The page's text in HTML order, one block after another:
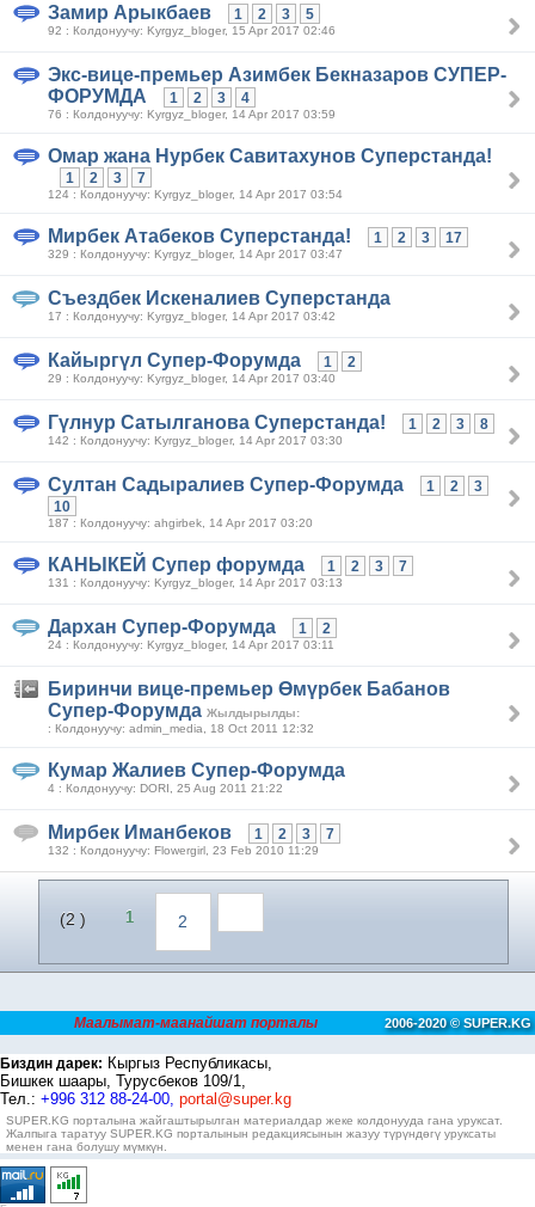
Замир Арыкбаев 1 2 3 5
92 : Колдонуучу: Kyrgyz_bloger, 15 Apr 2017 02:46
Экс-вице-премьер Азимбек Бекназаров СУПЕР-
ФОРУМДА
1 2 3 4
76 : Колдонуучу: Kyrgyz_bloger, 14 Apr 2017 03:59
Омар жана Нурбек Савитахунов Суперстанда!
1 2 3 7
124 : Колдонуучу: Kyrgyz_bloger, 14 Apr 2017 03:54
Мирбек Атабеков Суперстанда! 1 2 3 17
329 : Колдонуучу: Kyrgyz_bloger, 14 Apr 2017 03:47
Съездбек Искеналиев Суперстанда
17 : Колдонуучу: Kyrgyz_bloger, 14 Apr 2017 03:42
Кайыргүл Супер-Форумда 1 2
29 : Колдонуучу: Kyrgyz_bloger, 14 Apr 2017 03:40
Гүлнур Сатылганова Суперстанда! 1 2 3 8
142 : Колдонуучу: Kyrgyz_bloger, 14 Apr 2017 03:30
Султан Садыралиев Супер-Форумда 1 2
3
10
187 : Колдонуучу: ahgirbek, 14 Apr 2017 03:20
КАНЫКЕЙ Супер форумда 1 2 3 7
131 : Колдонуучу: Kyrgyz_bloger, 14 Apr 2017 03:13
Дархан Супер-Форумда 1 2
24 : Колдонуучу: Kyrgyz_bloger, 14 Apr 2017 03:11
Биринчи вице-премьер Өмүрбек Бабанов
Супер-Форумда Жылдырылды:
: Колдонуучу: admin_media, 18 Oct 2011 12:32
Кумар Жалиев Супер-Форумда
4 : Колдонуучу: DORI, 25 Aug 2011 21:22
Мирбек Иманбеков 1 2 3 7
132 : Колдонуучу: Flowergirl, 23 Feb 2010 11:29
(2 ) 1 2
Маалымат-маанайшат порталы 2006-2020 © SUPER.KG
Биздин дарек: Кыргыз Республикасы,
Бишкек шаары, Турусбеков 109/1,
Тел.: +996 312 88-24-00, portal@super.kg
SUPER.KG порталына жайгаштырылган материалдар жеке колдонууда гана уруксат.
Жалпыга таратуу SUPER.KG порталынын редакциясынын жазуу түрүндөгү уруксаты
менен гана болушу мүмкүн.